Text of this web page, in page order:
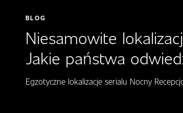
BLOG
Niesamowite
Jakie państwa
Egzotyczne lokalizacje serialu Nocny